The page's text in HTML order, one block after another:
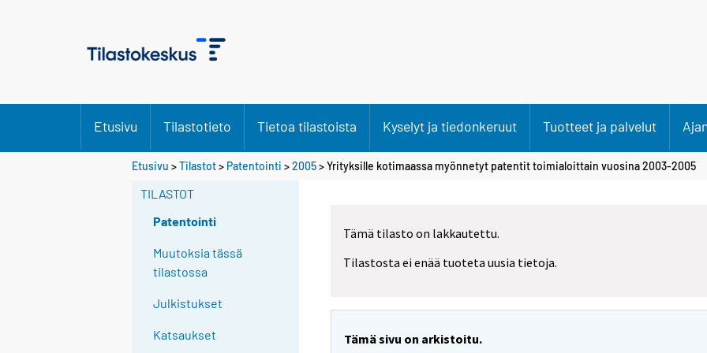
Etusivu Tilastotieto Tietoa tilastoista Kyselyt ja tiedonkeruut Tuotteet ja palvelut
Etusivu >Tilastot> Patentointi >2005> Yrityksille kotimaassa myönnetyt patentit toimialoittain vuosina 2003-2005
TILASTOT
Patentointi
Muutoksia tässä
tilastossa
Julkistukset
Katsaukset
Tämä tilasto on lakkautettu.
Tilastosta ei enää tuoteta uusia tietoja.
Tämä sivu on arkistoitu.